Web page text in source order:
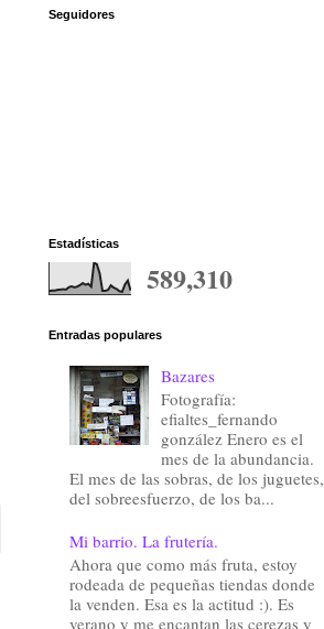
Seguidores
Estadísticas
589,310
Entradas populares
Bazares
Fotografía:
efialtes_fernando
gonzález Enero es el
mes de la abundancia.
El mes de las sobras, de los juguetes,
del sobreesfuerzo, de los ba...
Mi barrio. La frutería.
Ahora que como más fruta, estoy
rodeada de pequeñas tiendas donde
la venden. Esa es la actitud :). Es
verano y me encantan las cerezas y